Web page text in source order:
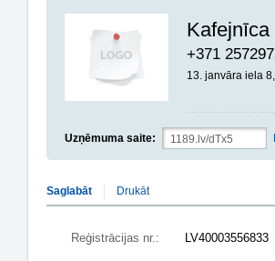
Kafejnīca
+371
13. janvāra iela
Uzņēmuma saite:
Saglabāt Drukāt
Reģistrācijas nr.: LV40003556833